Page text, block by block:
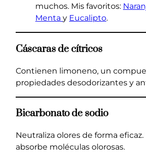
muchos. Mis favoritos:
Menta y Eucalipto.
Cáscaras de cítricos
Contienen limoneno, un
propiedades desodorizantes y
Bicarbonato de sodio
Neutraliza olores de forma
absorbe moléculas olorosas.